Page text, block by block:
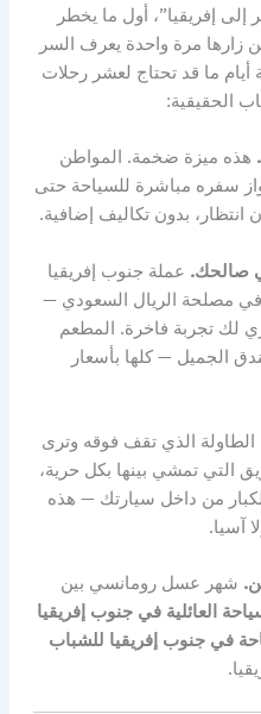
إفريقيا”، أول ما يخطر
زارها مرة واحدة يعرف السر
ما قد تحتاج لعشر رحلات
الحقيقية:
هذه ميزة ضخمة. المواطن
سفره مباشرة للسياحة حتى
صالحك. عملة جنوب إفريقيا
مصلحة الريال السعودي —
لك تجربة فاخرة. المطعم
الجميل — كلها بأسعار
الذي تقف فوقه وترى
التي تمشي بينها بكل حرية،
من داخل سيارتك — هذه
آسيا.
شهر عسل رومانسي بين
العائلية في جنوب إفريقيا
في جنوب إفريقيا للشباب